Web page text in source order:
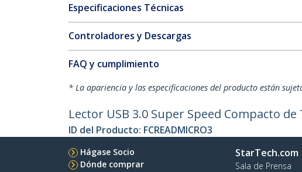
Especificaciones Técnicas
Controladores y Descargas
FAQ y cumplimiento
* La apariencia y las especificaciones del producto están
Lector USB 3.0 Super Speed Compacto
ID del Producto: FCREADMICRO3
Hágase Socio
Dónde comprar
StarTech.com
Sala de Prensa